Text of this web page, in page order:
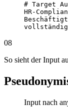
# Target
HR-
08
So sieht der Input
Input nach